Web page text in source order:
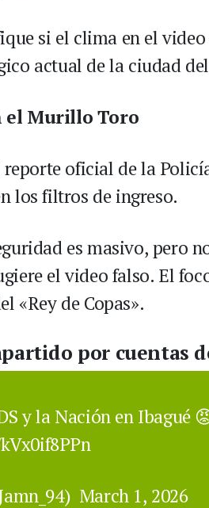
si el clima en el
actual de la ciudad
el Murillo Toro
oficial de la
los filtros de ingreso.
es masivo, pero
el video falso. El
«Rey de Copas».
por cuentas
y la Nación en Ibagué
March 1, 2026